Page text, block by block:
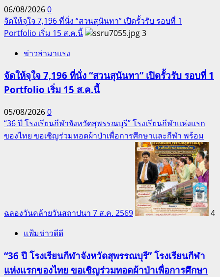
06/08/20260
จัดให้จุใจ 7,196 ที่นั่ง “สวนสุนันทา” เปิดรั้วรับ รอบที่ 1
Portfolio เริ่ม 15 ส.ค.นี้
3
ข่าวล่ามาแรง
จัดให้จุใจ 7,196 ที่นั่ง “สวนสุนันทา” เปิดรั้วรับ รอบที่ 1
Portfolio เริ่ม 15 ส.ค.นี้
05/08/20260
“36 ปี โรงเรียนกีฬาจังหวัดสุพรรณบุรี” โรงเรียนกีฬาแห่งแรก
ของไทย ขอเชิญร่วมทอดผ้าป่าเพื่อการศึกษาและกีฬา พร้อม
ฉลองวันคล้ายวันสถาปนา 7 ส.ค. 2569
4
แฟ้มข่าวดีดี
“36 ปี โรงเรียนกีฬาจังหวัดสุพรรณบุรี” โรงเรียนกีฬา
แห่งแรกของไทย ขอเชิญร่วมทอดผ้าป่าเพื่อการศึกษา